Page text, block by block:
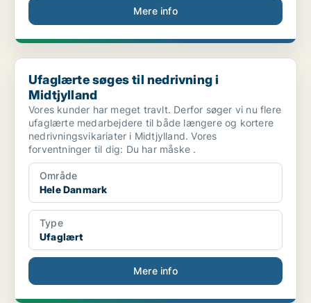
Mere info
Ufaglærte søges til nedrivning i Midtjylland
Ufaglærte søges til nedrivning i
Midtjylland
Vores kunder har meget travlt. Derfor søger vi nu flere
ufaglærte medarbejdere til både længere og kortere
nedrivningsvikariater i Midtjylland. Vores
forventninger til dig: Du har måske .
Område
Hele Danmark
Type
Ufaglært
Mere info